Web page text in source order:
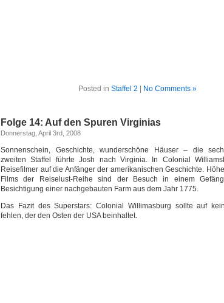
Posted in Staffel 2 No Comments »
Folge 14: Auf den Spuren Virginias
Donnerstag, April 3rd, 2008
Sonnenschein, Geschichte, wunderschöne Häuser – die
zweiten Staffel führte Josh nach Virginia. In Colonial
Reisefilmer auf die Anfänger der amerikanischen Geschichte.
Films der Reiselust-Reihe sind der Besuch in einem
Besichtigung einer nachgebauten Farm aus dem Jahr 1775.
Das Fazit des Superstars: Colonial Willimasburg sollte auf
fehlen, der den Osten der USA beinhaltet.